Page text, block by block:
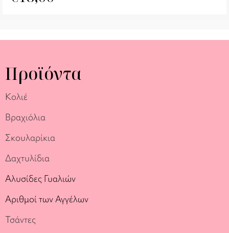
Προϊόντα
Κολιέ
Βραχιόλια
Σκουλαρίκια
Δαχτυλίδια
Αλυσίδες Γυαλιών
Αριθμοί των Αγγέλων
Τσάντες